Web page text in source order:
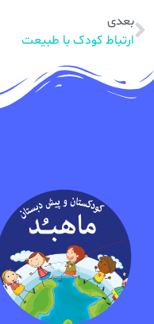
بعدی
ارتباط کودک با طبیعت